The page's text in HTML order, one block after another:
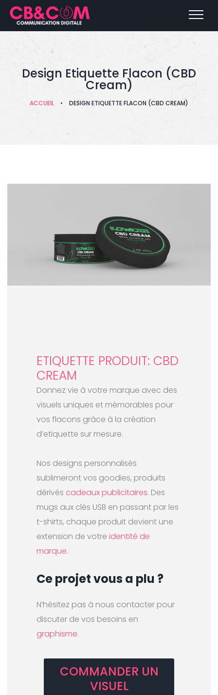
Design Etiquette Flacon (CBD
Cream)
ACCUEIL • DESIGN ETIQUETTE FLACON (CBD CREAM)
ETIQUETTE PRODUIT: CBD
CREAM
Donnez vie à votre marque avec des
visuels uniques et mémorables pour
vos flacons grâce à la création
d’etiquette sur mesure.
Nos designs personnalisés
sublimeront vos goodies, produits
dérivés cadeaux publicitaires. Des
mugs aux clés USB en passant par les
t-shirts, chaque produit devient une
extension de votre identité de
marque.
Ce projet vous a plu ?
N’hésitez pas à nous contacter pour
discuter de vos besoins en
graphisme.
COMMANDER UN
VISUEL